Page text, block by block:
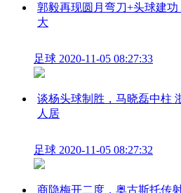
郭毅再现圆月弯刀+头球建
大
足球 2020-11-05 08:27:33
谈杨头球制胜，马晓磊中柱
人居
足球 2020-11-05 08:27:32
商隐梅开二度，奥古斯托传